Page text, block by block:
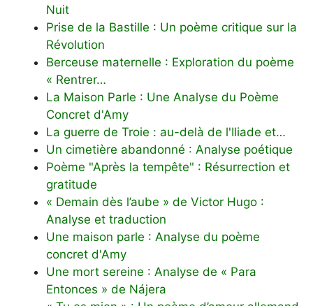
Nuit
Prise de la Bastille : Un poème critique sur la
Révolution
Berceuse maternelle : Exploration du poème
« Rentrer…
La Maison Parle : Une Analyse du Poème
Concret d'Amy
La guerre de Troie : au-delà de l'Iliade et…
Un cimetière abandonné : Analyse poétique
Poème "Après la tempête" : Résurrection et
gratitude
« Demain dès l’aube » de Victor Hugo :
Analyse et traduction
Une maison parle : Analyse du poème
concret d'Amy
Une mort sereine : Analyse de « Para
Entonces » de Nájera